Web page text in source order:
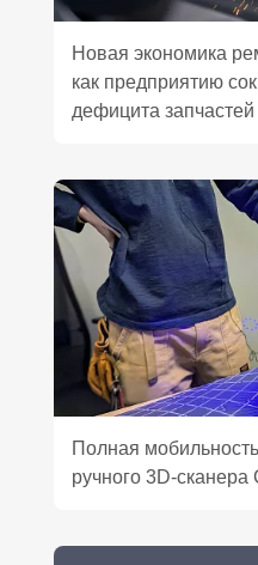
Новая экономика
как предприятию
дефицита запчастей
Полная
ручного